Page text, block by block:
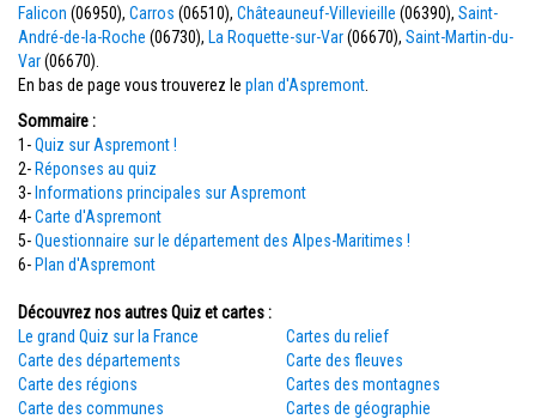
Falicon (06950), Carros (06510), Châteauneuf-Villevieille (06390), Saint-
André-de-la-Roche (06730), La Roquette-sur-Var(06670), Saint-Martin-du-
Var(06670).
En bas de page vous trouverez le plan d'Aspremont
Sommaire :
1-Quiz sur Aspremont !
2- Réponses au quiz
3- Informations principales sur Aspremont
4-Carte d'Aspremont
5-Questionnaire sur le département des Alpes-Maritimes !
6- Plan d'Aspremont
Découvrez nos autres Quiz et cartes :
Le grand Quiz sur la France
Carte des départements
Carte des régions
Carte des communes
Cartes du relief
Carte des fleuves
Cartes des montagnes
Cartes de géographie